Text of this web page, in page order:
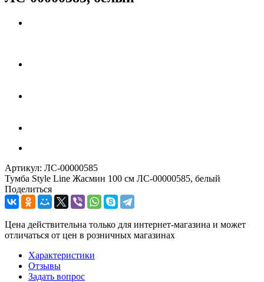
Артикул: ЛС-00000585
Тумба Style Line Жасмин 100 см ЛС-00000585, белый
Поделиться
Цена действительна только для интернет-магазина и может
отличаться от цен в розничных магазинах
Характеристики
Отзывы
Задать вопрос